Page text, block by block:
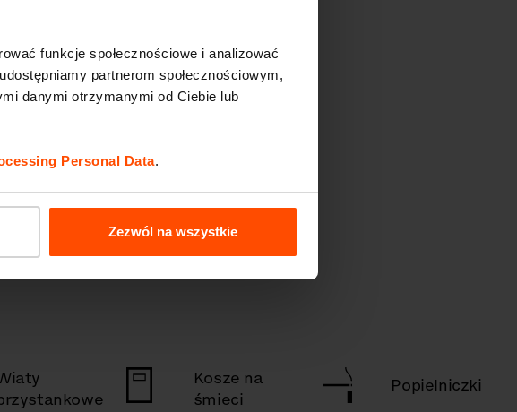
funkcje społecznościowe i analizować
partnerom społecznościowym,
danymi otrzymanymi od Ciebie lub
Personal Data.
Zezwól na wszystkie
Kosze na
śmieci
Popielniczki